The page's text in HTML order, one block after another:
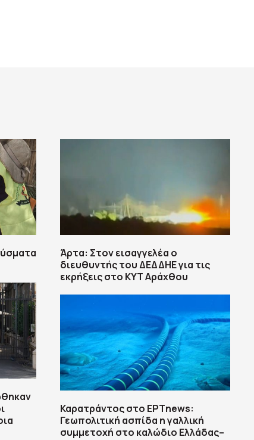
Άρτα: Στον εισαγγελέα ο
διευθυντής του ΔΕΔΔΗΕ για τις
εκρήξεις στο ΚΥΤ Αράχθου
Καρατράντος στο ΕΡΤnews:
Γεωπολιτική ασπίδα η γαλλική
συμμετοχή στο καλώδιο Ελλάδας–